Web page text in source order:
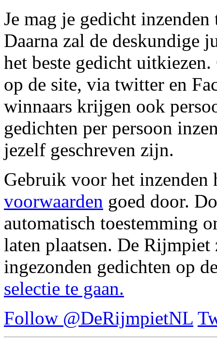
Je mag je gedicht
Daarna zal de deskundige
het beste gedicht
op de site, via twitter en
winnaars krijgen ook
gedichten per persoon
jezelf geschreven zijn.
Gebruik voor het inzenden
voorwaarden goed door.
automatisch toestemming
laten plaatsen. De Rijmpiet
ingezonden gedichten op
selectie te gaan.
Follow @DeRijmpietNL